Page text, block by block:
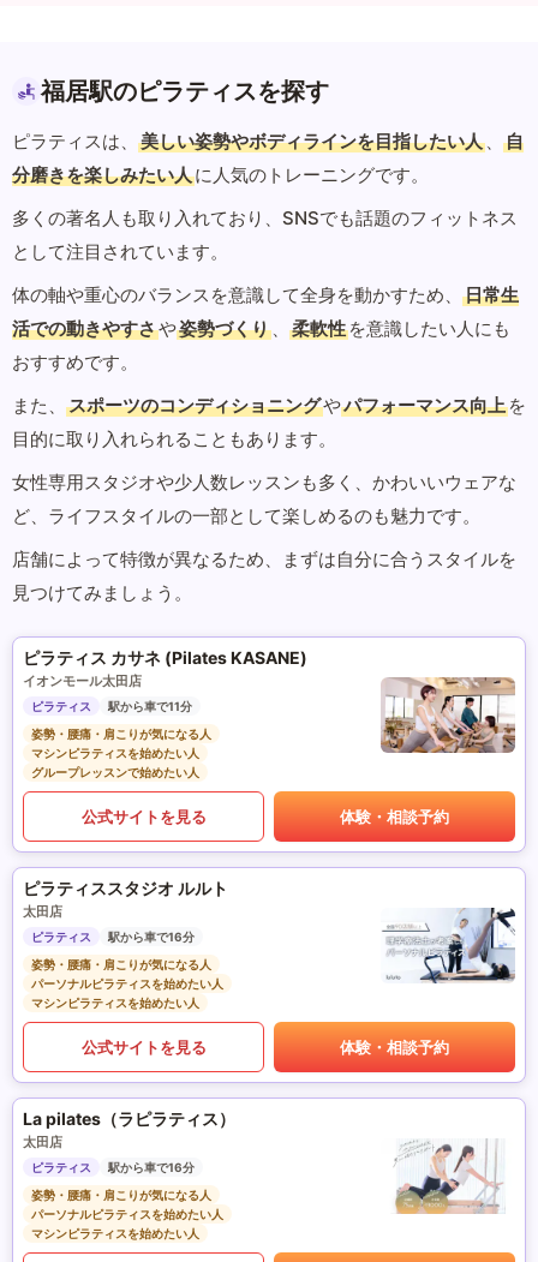
福居駅のピラティスを探す
ピラティスは、 美しい姿勢やボディラインを目指したい人 、
自
分磨きを楽しみたい人に人気のトレーニングです。
多くの著名人も取り入れており、SNSでも話題のフィットネス
として注目されています。
体の軸や重心のバランスを意識して全身を動かすため、
日常生
活での動きやすさや姿勢づくり 、 柔軟性 を意識したい人にも
おすすめです。
また、
スポーツのコンディショニングやパフォーマンス向上 を
目的に取り入れられることもあります。
女性専用スタジオや少人数レッスンも多く、かわいいウェアな
ど、ライフスタイルの一部として楽しめるのも魅力です。
店舗によって特徴が異なるため、まずは自分に合うスタイルを
見つけてみましょう。
ピラティス カサネ (Pilates KASANE)
イオンモール太田店
ピラティス
駅から車で11分
姿勢・腰痛・肩こりが気になる人
マシンピラティスを始めたい人
グループレッスンで始めたい人
公式サイトを見る 体験・相談予約
ピラティススタジオ ルルト
太田店
ピラティス
駅から車で16分
姿勢・腰痛・肩こりが気になる人
パーソナルピラティスを始めたい人
マシンピラティスを始めたい人
公式サイトを見る 体験・相談予約
La pilates（ラピラティス）
太田店
ピラティス
駅から車で16分
姿勢・腰痛・肩こりが気になる人
パーソナルピラティスを始めたい人
マシンピラティスを始めたい人